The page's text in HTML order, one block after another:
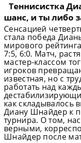
Теннисистка
шанс, и ты либо
Сенсацией
стала победа
мирового
7:5, 6:0. Матч,
мастер-классом
игроков
известная, но с
работать над
как складывалось
Диану Шнайдер к
турнира. О том,
верными,
Шнайдер после